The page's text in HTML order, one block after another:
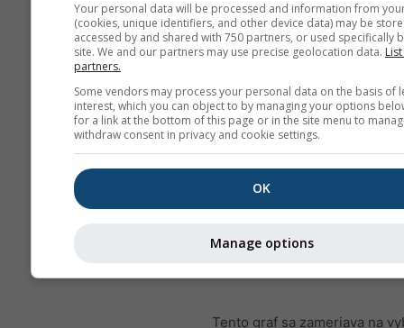
Tento graf sa zameriava na
Your personal data will be processed and information from
(cookies, unique identifiers, and other device data) may be
accessed by and shared with 750 partners, or used specifically
site. We and our partners may use precise geolocation data.
partners.
Some vendors may process your personal data on the basis of
interest, which you can object to by managing your options
for a link at the bottom of this page or in the site menu to
withdraw consent in privacy and cookie settings.
OK
Manage options